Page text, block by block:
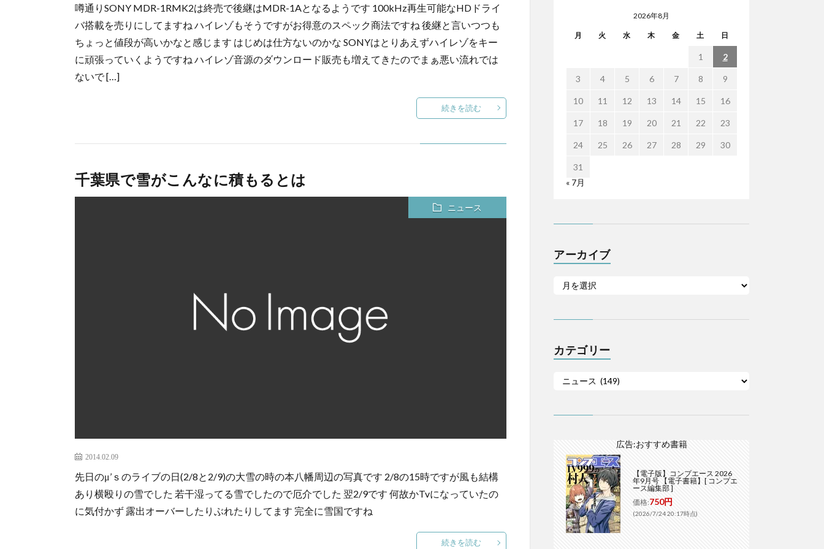
噂通りSONY MDR-1RMK2は終売で後継はMDR-1Aとなるようです 100kHz再生可能なHDドライ
バ搭載を売りにしてますね ハイレゾもそうですがお得意のスペック商法ですね 後継と言いつつも
ちょっと値段が高いかなと感じます はじめは仕方ないのかな SONYはとりあえずハイレゾをキー
に頑張っていくようですね ハイレゾ音源のダウンロード販売も増えてきたのでまぁ悪い流れでは
ないで […]
続きを読む
千葉県で雪がこんなに積もるとは
ニュース
2014.02.09
先日のμ’ｓのライブの日(2/8と2/9)の大雪の時の本八幡周辺の写真です 2/8の15時ですが風も結構
あり横殴りの雪でした 若干湿ってる雪でしたので厄介でした 翌2/9です 何故かTvになっていたの
に気付かず 露出オーバーしたりぶれたりしてます 完全に雪国ですね
続きを読む
2026年8月
月 火 水 木 金 土 日
1 2
3 4 5 6 7 8 9
10 11 12 13 14 15 16
17 18 19 20 21 22 23
24 25 26 27 28 29 30
31
« 7月
アーカイブ
カテゴリー
広告:おすすめ書籍
【電子版】コンプエース 2026
年9月号 【電子書籍】[ コンプエ
ース編集部 ]
価格:750円
(2026/7/24 20:17時点)